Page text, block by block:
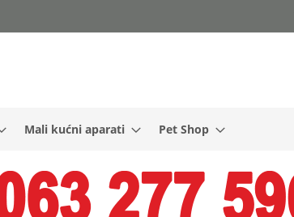
Mali kućni aparati Pet Shop